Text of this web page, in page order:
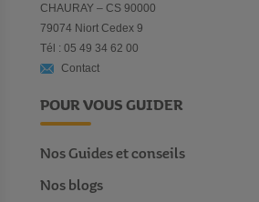
CHAURAY – CS 90000
79074 Niort Cedex 9
Tél : 05 49 34 62 00
Contact
POUR VOUS GUIDER
Nos Guides et conseils
Nos blogs